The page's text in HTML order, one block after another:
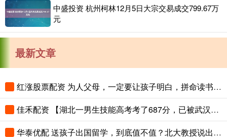
中盛投资 杭州柯林12月5日大宗交易成交799.67万
元
最新文章
红涨股票配资 为人父母，一定要让孩子明白，拼命读书，是在给三代人铺路
佳禾配资 【湖北一男生技能高考考了687分，已被武汉职业技术大学录取，查到录取
华泰优配 送孩子出国留学，到底值不值？北大教授说出了真相